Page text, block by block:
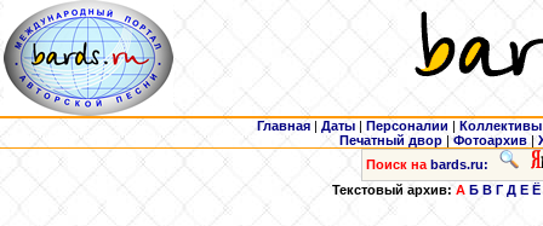
Главная | Даты | Персоналии | Коллективы
Печатный двор |Фотоархив |
Поиск на bards.ru:
Текстовый архив:А Б В Г Д Е Ё